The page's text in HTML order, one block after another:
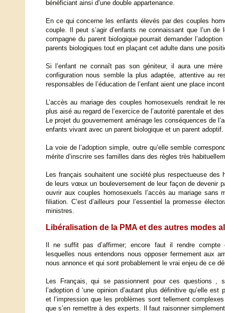
bénéficiant ainsi d’une double appartenance.
En ce qui concerne les enfants élevés par des couples
couple. Il peut s’agir d’enfants ne connaissant que l’un
compagne du parent biologique pourrait demander
parents biologiques tout en plaçant cet adulte dans une
Si l’enfant ne connaît pas son géniteur, il aura une
configuration nous semble la plus adaptée, attentive au
responsables de l’éducation de l’enfant aient une place
L’accès au mariage des couples homosexuels rendrait le
plus aisé au regard de l’exercice de l’autorité parentale et
Le projet du gouvernement aménage les conséquences de
enfants vivant avec un parent biologique et un parent adoptif.
La voie de l’adoption simple, outre qu’elle semble
mérite d’inscrire ses familles dans des règles très
Les français souhaitent une société plus respectueuse des
de leurs vœux un bouleversement de leur façon de devenir
ouvrir aux couples homosexuels l’accès au mariage sans
filiation. C’est d’ailleurs pour l’essentiel la promesse
ministres.
Libéralisation de la PMA et des autres modes
Il ne suffit pas d’affirmer; encore faut il rendre compte
lesquelles nous entendons nous opposer fermement aux
nous annonce et qui sont probablement le vrai enjeu de ce
Les Français, qui se passionnent pour ces questions ,
l’adoption d ‘une opinion d’autant plus définitive qu’elle est
et l’impression que les problèmes sont tellement
que s’en remettre à des experts. Il faut raisonner